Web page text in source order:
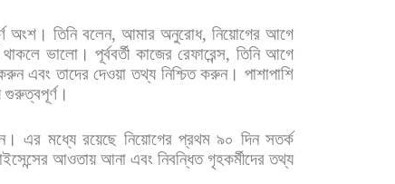
অংশ। তিনি বলেন, আমার অনুরোধ, নিয়োগের আগে
থাকলে ভালো। পূর্ববর্তী কাজের রেফারেন্স, তিনি আগে
এবং তাদের দেওয়া তথ্য নিশ্চিত করুন। পাশাপাশি
গুরুত্বপূর্ণ।
এর মধ্যে রয়েছে নিয়োগের প্রথম ৯০ দিন সতর্ক
আওতায় আনা এবং নিবন্ধিত গৃহকর্মীদের তথ্য